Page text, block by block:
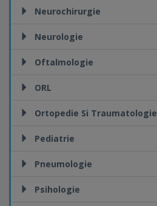
Neurochirurgie
Neurologie
Oftalmologie
ORL
Ortopedie Si Traumatologie
Pediatrie
Pneumologie
Psihologie